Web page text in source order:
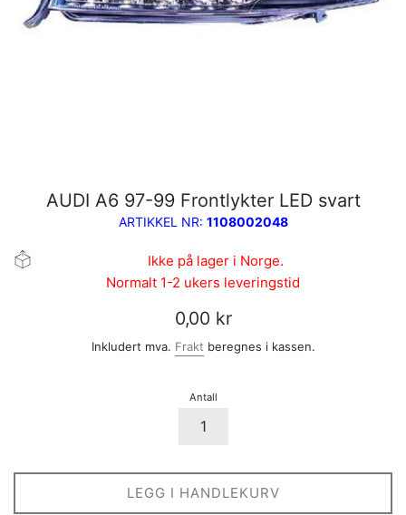
AUDI A6 97-99 Frontlykter LED svart
ARTIKKEL NR: 1108002048
Ikke på lager i Norge.
Normalt 1-2 ukers leveringstid
Vanlig
pris
0,00 kr
Inkludert mva. Frakt beregnes i kassen.
Antall
LEGG I HANDLEKURV